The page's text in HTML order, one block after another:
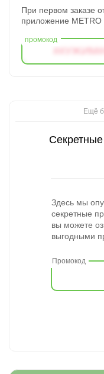
При первом заказе
приложение METRO
##УЖИМ##
Ещё
Здесь мы
секретные
вы можете
выгодными